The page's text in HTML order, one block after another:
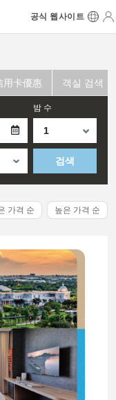
공식 웹사이트
用卡優惠 객실 검색
밤 수
검색
가격 순 높은 가격 순